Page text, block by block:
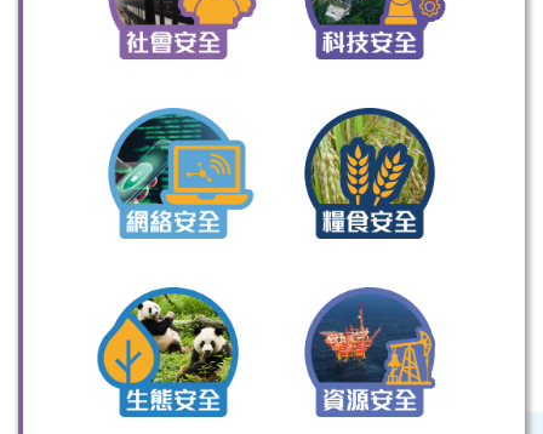
掃一掃關注我們的社交媒體，緊貼最新資訊！
微信 小紅書